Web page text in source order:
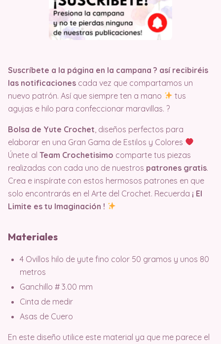
Suscríbete a la página en la campana ?️ así recibiréis
las notificaciones cada vez que compartamos un
nuevo patrón. Así que siempre ten a mano
tus
agujas e hilo para confeccionar maravillas. ?
Bolsa de Yute Crochet , diseños perfectos para
elaborar en una Gran Gama de Estilos y Colores
Únete al Team Crochetisimo comparte tus piezas
realizadas con cada uno de nuestros patrones gratis.
Crea e inspírate con estos hermosos patrones en que
solo encontrarás en el Arte del Crochet. Recuerda ¡ El
Limite es tu Imaginación !
Materiales
4 Ovillos hilo de yute fino color 50 gramos y unos 80
metros
Ganchillo # 3.00 mm
Cinta de medir
Asas de Cuero
En este diseño utilice este material ya que me parece el